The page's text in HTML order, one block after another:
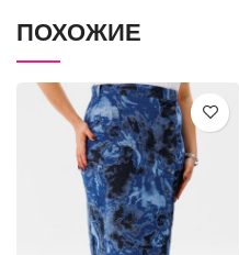
ПОХОЖИЕ